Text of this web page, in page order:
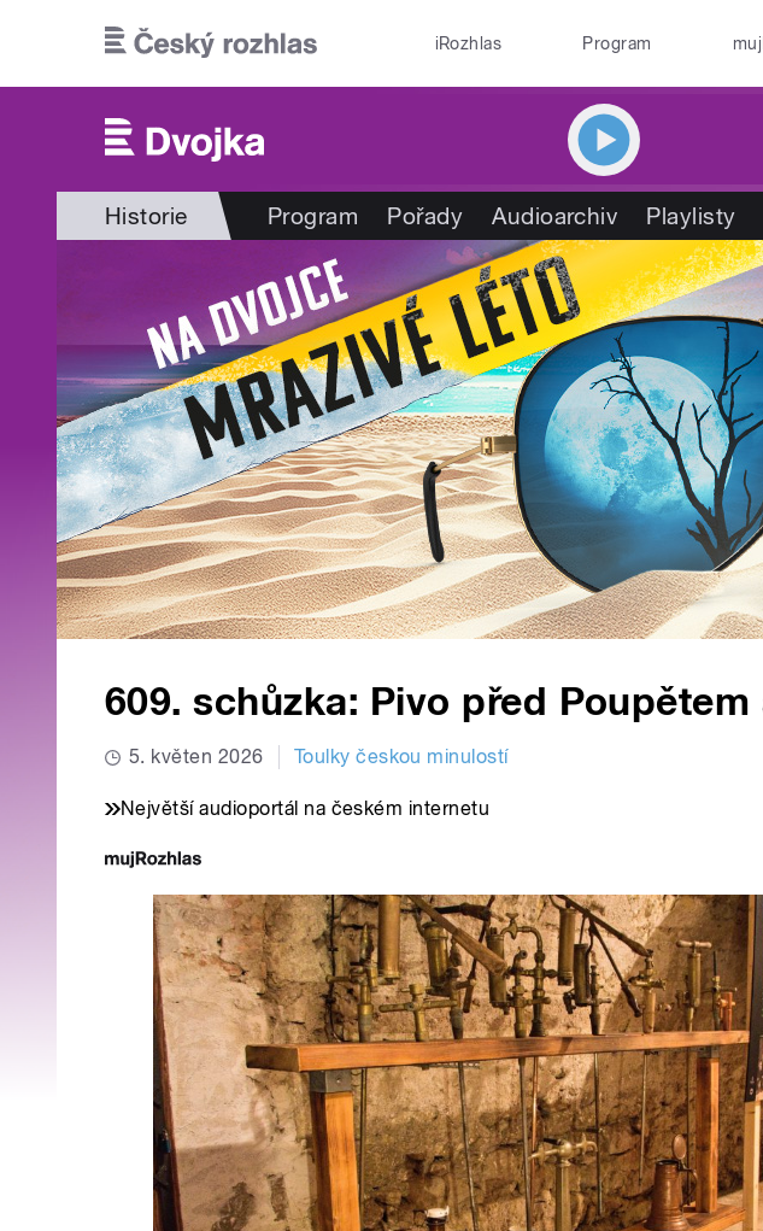
iRozhlas Program
Historie Program Pořady Audioarchiv Playlisty
609. schůzka: Pivo před Poupětem
5. květen 2026 Toulky českou minulostí
Největší audioportál na českém internetu